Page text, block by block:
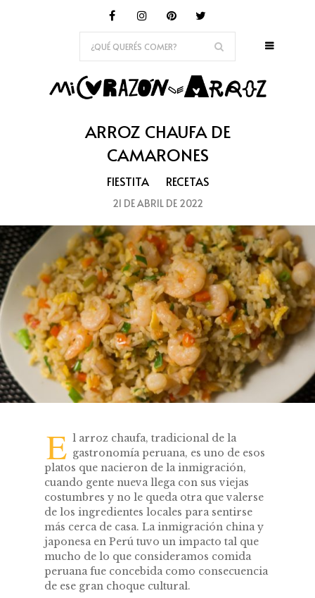
ARROZ CHAUFA DE
CAMARONES
FIESTITA RECETAS
21 DE ABRIL DE 2022
E l arroz chaufa, tradicional de la
gastronomía peruana, es uno de esos
platos que nacieron de la inmigración,
cuando gente nueva llega con sus viejas
costumbres y no le queda otra que valerse
de los ingredientes locales para sentirse
más cerca de casa. La inmigración china y
japonesa en Perú tuvo un impacto tal que
mucho de lo que consideramos comida
peruana fue concebida como consecuencia
de ese gran choque cultural.